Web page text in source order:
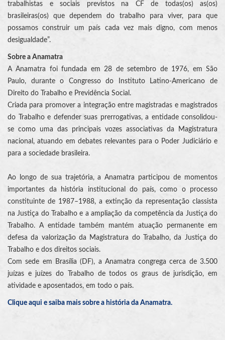
trabalhistas e sociais previstos na CF de todas(os) as(os)
brasileiras(os) que dependem do trabalho para viver, para que
possamos construir um país cada vez mais digno, com menos
desigualdade”.
Sobre a Anamatra
A Anamatra foi fundada em 28 de setembro de 1976, em São
Paulo, durante o Congresso do Instituto Latino-Americano de
Direito do Trabalho e Previdência Social.
Criada para promover a integração entre magistradas e magistrados
do Trabalho e defender suas prerrogativas, a entidade consolidou-
se como uma das principais vozes associativas da Magistratura
nacional, atuando em debates relevantes para o Poder Judiciário e
para a sociedade brasileira.
Ao longo de sua trajetória, a Anamatra participou de momentos
importantes da história institucional do país, como o processo
constituinte de 1987–1988, a extinção da representação classista
na Justiça do Trabalho e a ampliação da competência da Justiça do
Trabalho. A entidade também mantém atuação permanente em
defesa da valorização da Magistratura do Trabalho, da Justiça do
Trabalho e dos direitos sociais.
Com sede em Brasília (DF), a Anamatra congrega cerca de 3.500
juízas e juízes do Trabalho de todos os graus de jurisdição, em
atividade e aposentados, em todo o país.
Clique aqui e saiba mais sobre a história da Anamatra.